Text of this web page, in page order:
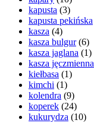
kapusta (3)
kapusta pekińska
kasza (4)
kasza bulgur(6)
kasza jaglana (1)
kasza jęczmienna
kiełbasa (1)
kimchi (1)
kolendra (9)
koperek (24)
kukurydza (10)